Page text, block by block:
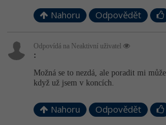
Nahoru Odpovědět
Odpovídá na Neaktivní uživatel
:
Možná se to nezdá, ale poradit mi
když už jsem v koncích.
Nahoru Odpovědět